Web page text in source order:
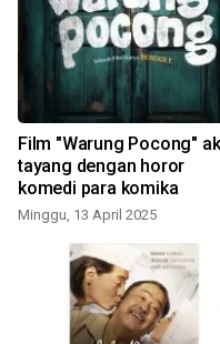
Film "Warung Pocong"
tayang dengan horor
komedi para komika
Minggu, 13 April 2025